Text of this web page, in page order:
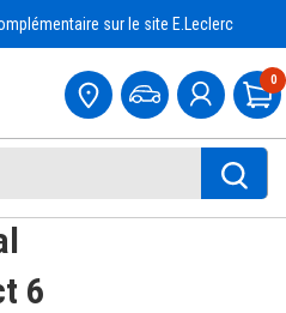
sur le site E.Leclerc
0
6